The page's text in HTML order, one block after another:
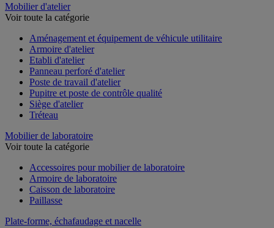
Mobilier d'atelier
Voir toute la catégorie
Aménagement et équipement de véhicule utilitaire
Armoire d'atelier
Etabli d'atelier
Panneau perforé d'atelier
Poste de travail d'atelier
Pupitre et poste de contrôle qualité
Siège d'atelier
Tréteau
Mobilier de laboratoire
Voir toute la catégorie
Accessoires pour mobilier de laboratoire
Armoire de laboratoire
Caisson de laboratoire
Paillasse
Plate-forme, échafaudage et nacelle